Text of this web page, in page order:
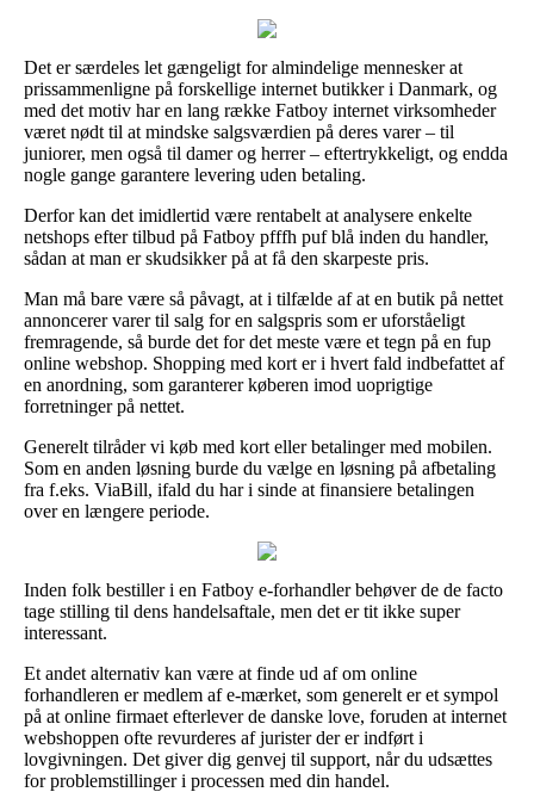
Det er særdeles let gængeligt for almindelige mennesker at
prissammenligne på forskellige internet butikker i Danmark, og
med det motiv har en lang række Fatboy internet virksomheder
været nødt til at mindske salgsværdien på deres varer – til
juniorer, men også til damer og herrer – eftertrykkeligt, og endda
nogle gange garantere levering uden betaling.
Derfor kan det imidlertid være rentabelt at analysere enkelte
netshops efter tilbud på Fatboy pfffh puf blå inden du handler,
sådan at man er skudsikker på at få den skarpeste pris.
Man må bare være så påvagt, at i tilfælde af at en butik på nettet
annoncerer varer til salg for en salgspris som er uforståeligt
fremragende, så burde det for det meste være et tegn på en fup
online webshop. Shopping med kort er i hvert fald indbefattet af
en anordning, som garanterer køberen imod uoprigtige
forretninger på nettet.
Generelt tilråder vi køb med kort eller betalinger med mobilen.
Som en anden løsning burde du vælge en løsning på afbetaling
fra f.eks. ViaBill, ifald du har i sinde at finansiere betalingen
over en længere periode.
Inden folk bestiller i en Fatboy e-forhandler behøver de de facto
tage stilling til dens handelsaftale, men det er tit ikke super
interessant.
Et andet alternativ kan være at finde ud af om online
forhandleren er medlem af e-mærket, som generelt er et sympol
på at online firmaet efterlever de danske love, foruden at internet
webshoppen ofte revurderes af jurister der er indført i
lovgivningen. Det giver dig genvej til support, når du udsættes
for problemstillinger i processen med din handel.